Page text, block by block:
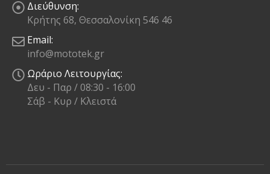
Διεύθυνση:
Κρήτης 68, Θεσσαλονίκη 546 46
Email:
info@mototek.gr
Ωράριο Λειτουργίας:
Δευ - Παρ / 08:30 - 16:00
Σάβ - Κυρ / Κλειστά